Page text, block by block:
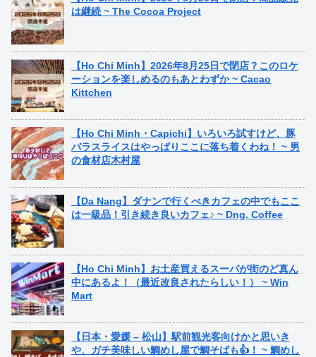
は継続 ~ The Cocoa Project
【Ho Chi Minh】2026年8月25日で閉店？このロケ
ーションを楽しめるのもあとわずか ~ Cacao
Kittchen
【Ho Chi Minh・Capichi】いろいろ試すけど、豚
バラスライスはやっぱりここに落ち着くわね！ ~ 男
の食材店木村屋
【Da Nang】ダナンで行くべきカフェの中でもここ
は一級品！引き続き良いカフェ♪ ~ Dng. Coffee
【Ho Chi Minh】お土産買えるスーパが街のど真ん
中にあるよ！（最近改良されたらしい！） ~ Win
Mart
【日本・愛媛 – 松山】駅前観光客向けかと思いき
や、ガチ美味しい鯛めし屋で鯛そばも👍！ ~ 鯛めし